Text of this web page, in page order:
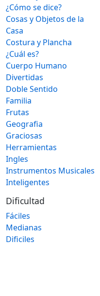
¿Cómo se dice?
Cosas y Objetos de la
Casa
Costura y Plancha
¿Cuál es?
Cuerpo Humano
Divertidas
Doble Sentido
Familia
Frutas
Geografia
Graciosas
Herramientas
Ingles
Instrumentos Musicales
Inteligentes
Dificultad
Fáciles
Medianas
Dificiles